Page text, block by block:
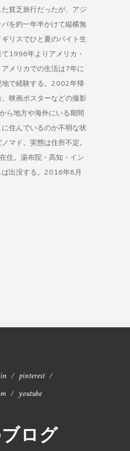
貧乏旅行だったが、アジ
を約一年半かけて縦横無
リスでひと夏のバイト生
1996年よりアメリカ・
メリカでの生活は7年に
で経験する。2002年帰
映画ポスターなどの撮影
ら地方や海外にいる期間
住んでいるのか不明な状
マド。実態は住所不定。
住。湯布院・高知・イン
ば出没する。2016年8月
pinterest
youtube
ログ